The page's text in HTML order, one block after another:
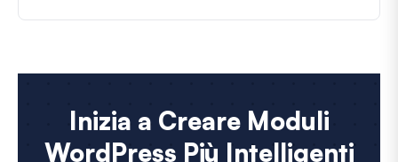
Inizia a Creare Moduli
WordPress Più Intelligenti